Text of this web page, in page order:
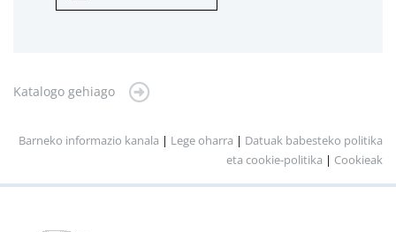
Katalogo gehiago
Barneko informazio kanala | Lege oharra | Datuak babesteko politika
eta cookie-politika | Cookieak